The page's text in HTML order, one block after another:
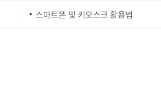
스마트폰 및 키오스크 활용법